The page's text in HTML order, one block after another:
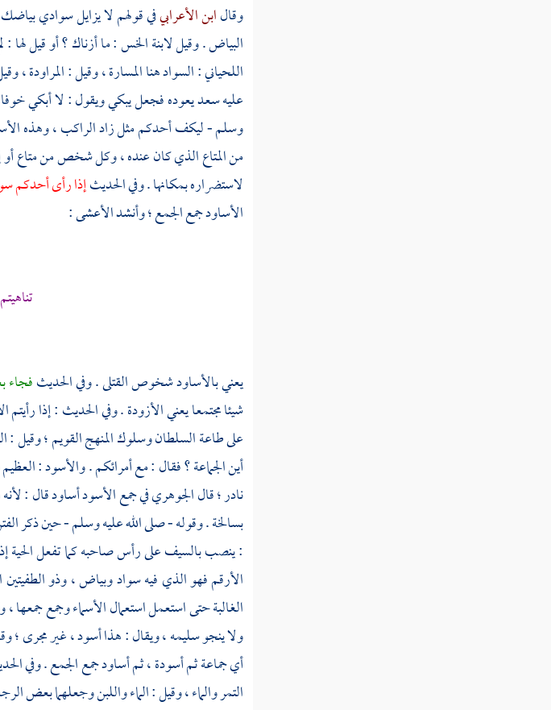
وقالابن الأعرابيفي قولهم لا يزايل سوادي
البياض . وقيل لابنة الخس : ما أزناك ؟ أو قيل
اللحياني: السواد هنا المسارة ، وقيل : المراودة
عليه سعد يعوده فجعل يبكي ويقول : لا أبكي خوفا
وسلم - ليكف أحدكم مثل زاد الراكب ، وهذه
من المتاع الذي كان عنده ، وكل شخص من متاع أو
لاستضراره بمكانها . وفي الحديثإذا رأى أحدكم
الأساود جمع الجمع ؛ وأنشدالأعشى:
يعني بالأساود شخوص القتلى . وفي الحديثفجاء
شيئا مجتمعا يعني الأزودة . وفي الحديث : إذا
على طاعة السلطان وسلوك المنهج القويم ؛ وقيل
أين الجماعة ؟ فقال : مع أمرائكم . والأسود :
نادر ؛ قالالجوهريفي جمع الأسود أساود قال :
بسالخة . وقوله - صلى الله عليه وسلم - حين ذكر
: ينصب بالسيف على رأس صاحبه كما تفعل الحية
الأرقم فهو الذي فيه سواد وبياض ، وذو
الغالبة حتى استعمل استعمال الأسماء وجمع
ولا ينجو سليمه ، ويقال : هذا أسود ، غير مجرى ؛
أي جماعة ثم أسودة ، ثم أساود جمع الجمع . وفي
التمر والماء ، وقيل : الماء واللبن وجعلهما بعض